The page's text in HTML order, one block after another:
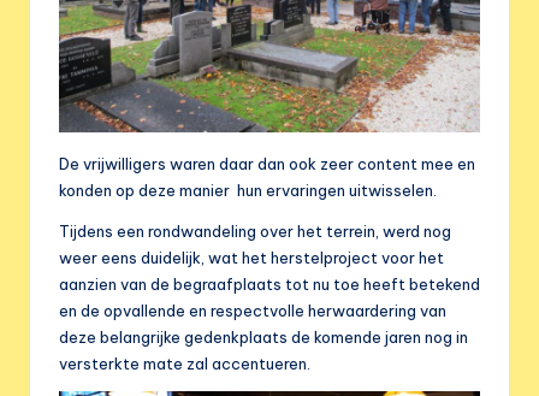
De vrijwilligers waren daar dan ook zeer content mee en
konden op deze manier hun ervaringen uitwisselen.
Tijdens een rondwandeling over het terrein, werd nog
weer eens duidelijk, wat het herstelproject voor het
aanzien van de begraafplaats tot nu toe heeft betekend
en de opvallende en respectvolle herwaardering van
deze belangrijke gedenkplaats de komende jaren nog in
versterkte mate zal accentueren.